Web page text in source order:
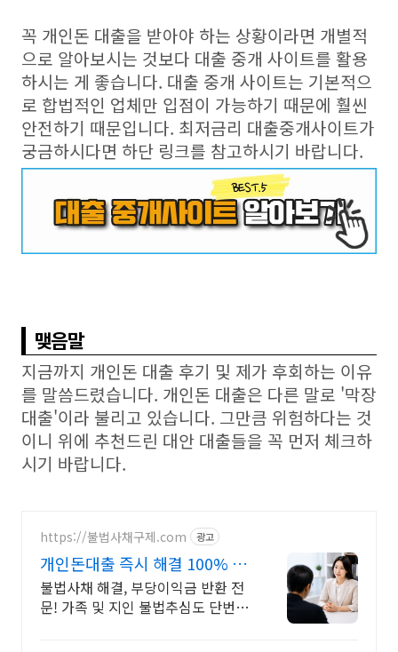
꼭 개인돈 대출을 받아야 하는 상황이라면 개별적
으로 알아보시는 것보다 대출 중개 사이트를 활용
하시는 게 좋습니다. 대출 중개 사이트는 기본적으
로 합법적인 업체만 입점이 가능하기 때문에 훨씬
안전하기 때문입니다. 최저금리 대출중개사이트가
궁금하시다면 하단 링크를 참고하시기 바랍니다.
맺음말
지금까지 개인돈 대출 후기 및 제가 후회하는 이유
를 말씀드렸습니다. 개인돈 대출은 다른 말로 '막장
대출'이라 불리고 있습니다. 그만큼 위험하다는 것
이니 위에 추천드린 대안 대출들을 꼭 먼저 체크하
시기 바랍니다.
https://불법사채구제.com 광고
개인돈대출 즉시 해결 100% 후
불제 가능
불법사채 해결, 부당이익금 반환 전
문! 가족 및 지인 불법추심도 단번에